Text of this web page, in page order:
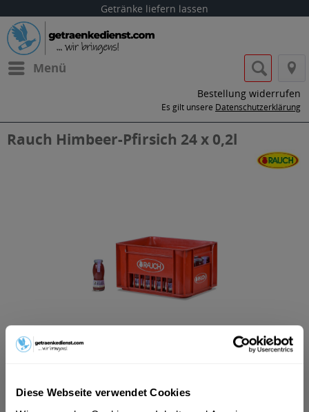
Diese Webseite verwendet Cookies
Getränke liefern lassen
Menü
Bestellung widerrufen
Es gilt unsere Datenschutzerklärung
Rauch Himbeer-Pfirsich 24 x 0,2l
ab 22,71 € *
Vorrätig